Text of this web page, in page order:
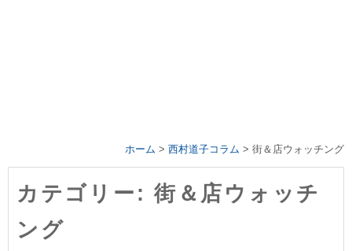
ホーム > 西村道子コラム > 街＆店ウォッチング
カテゴリー: 街＆店ウォッチ
ング